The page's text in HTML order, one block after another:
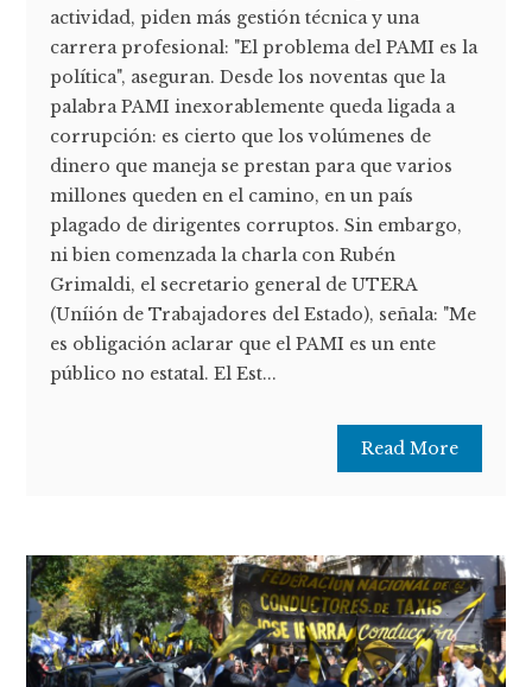
actividad, piden más gestión técnica y una
carrera profesional: "El problema del PAMI es la
política", aseguran. Desde los noventas que la
palabra PAMI inexorablemente queda ligada a
corrupción: es cierto que los volúmenes de
dinero que maneja se prestan para que varios
millones queden en el camino, en un país
plagado de dirigentes corruptos. Sin embargo,
ni bien comenzada la charla con Rubén
Grimaldi, el secretario general de UTERA
(Uníión de Trabajadores del Estado), señala: "Me
es obligación aclarar que el PAMI es un ente
público no estatal. El Est...
Read More